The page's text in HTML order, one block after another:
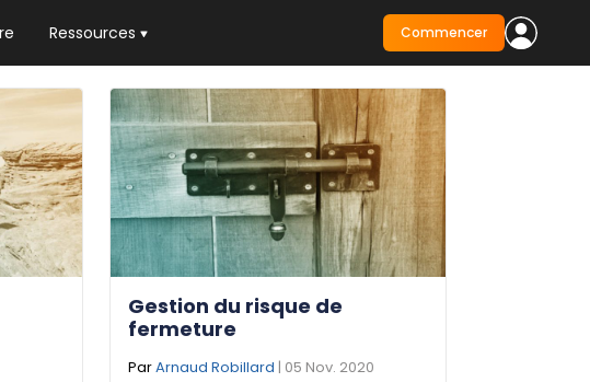
Ressources
besoin
les
Commencer
Gestion du risque de
fermeture
ParArnaud Robillard | 05 Nov. 2020